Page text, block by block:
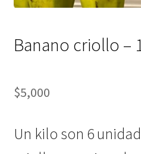
Banano criollo –
$5,000
Un kilo son 6